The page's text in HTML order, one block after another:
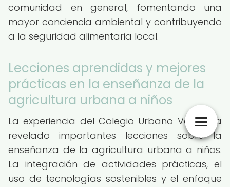
comunidad en general, fomentando una
mayor conciencia ambiental y contribuyendo
a la seguridad alimentaria local.
Lecciones aprendidas y mejores
prácticas en la enseñanza de la
agricultura urbana a niños
La experiencia del Colegio Urbano Verde ha
revelado importantes lecciones sobre la
enseñanza de la agricultura urbana a niños.
La integración de actividades prácticas, el
uso de tecnologías sostenibles y el enfoque